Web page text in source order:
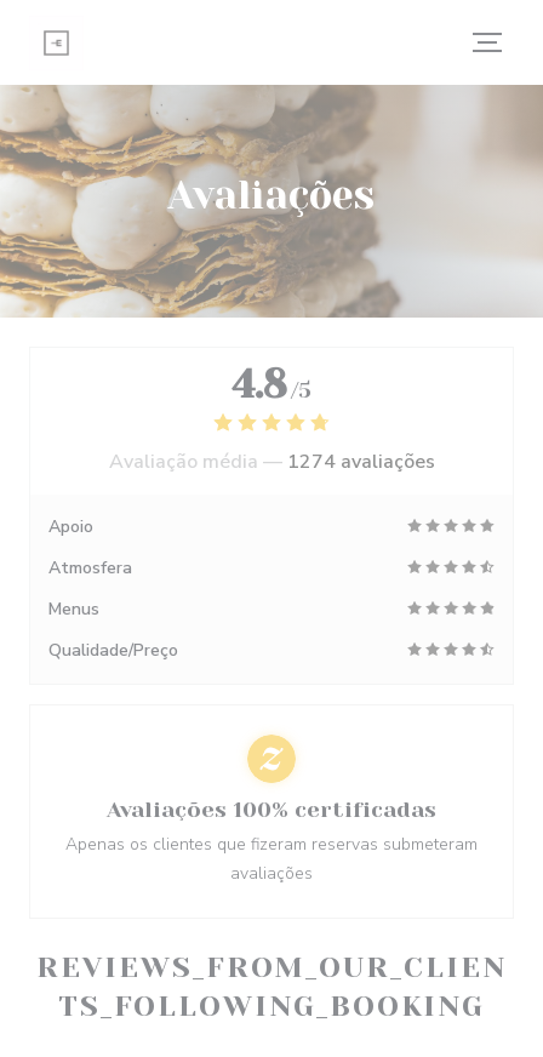
Avaliações
REVIEWS_FROM_OUR_CLIEN
TS_FOLLOWING_BOOKING
4.8 /5
Avaliação média — 1274 avaliações
Apoio
Atmosfera
Menus
Qualidade/Preço
Avaliações 100% certificadas
Apenas os clientes que fizeram reservas submeteram
avaliações